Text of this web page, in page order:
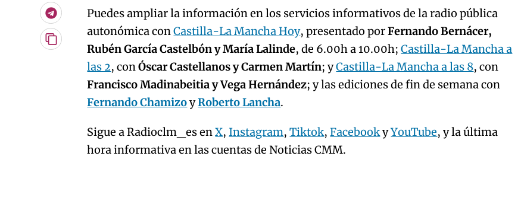
Telegram
Copiar
artículo
Puedes ampliar la información en los servicios informativos de la radio pública
autonómica conCastilla-La Mancha Hoy, presentado porFernando Bernácer,
Rubén García Castelbón y María Lalinde, de 6.00h a 10.00h;Castilla-La Mancha a
las 2, conÓscar Castellanos y Carmen Martín; yCastilla-La Mancha a las 8, con
Francisco Madinabeitia y Vega Hernández; y las ediciones de fin de semana con
Fernando ChamizoyRoberto Lancha.
Sigue a Radioclm_es enX, Instagram,Tiktok,FacebookyYouTube, y la última
hora informativa en las cuentas de Noticias CMM.